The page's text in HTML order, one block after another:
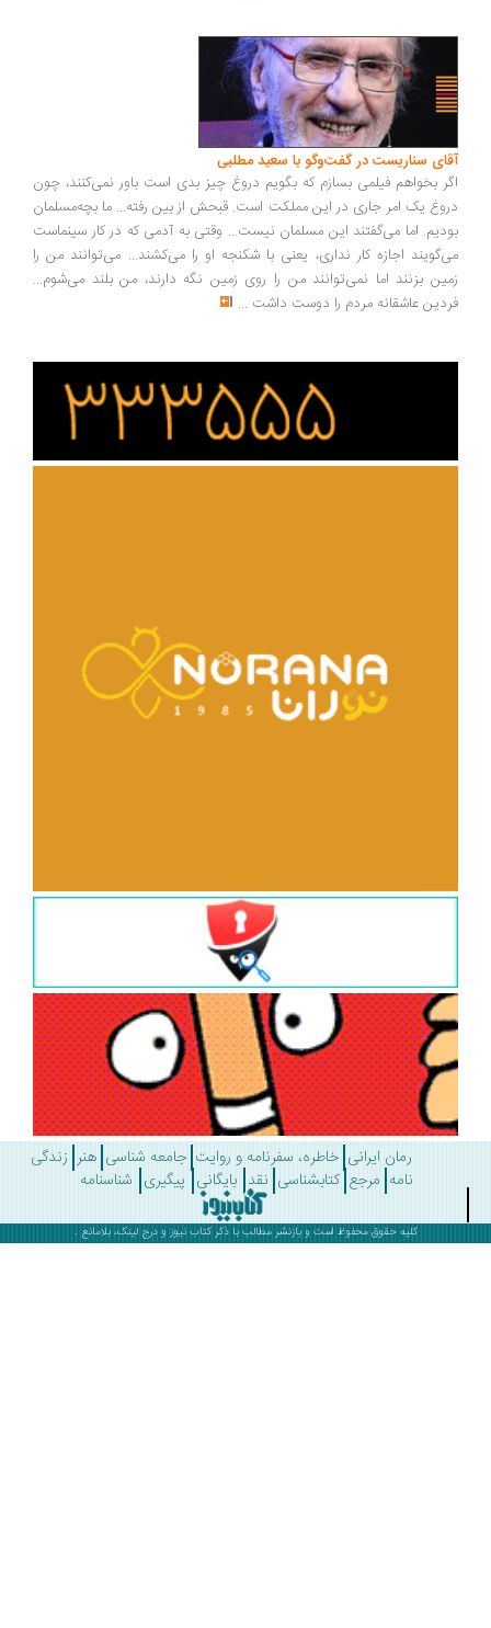
سناریست در گفت‌وگو با سعید مطلبی
بخواهم فیلمی بسازم که بگویم دروغ چیز بدی است باور نمی‌کنند، چون
یک امر جاری در این مملکت است. قبحش از بین رفته... ما بچه‌مسلمان
اما می‌گفتند این مسلمان نیست... وقتی به آدمی که در کار سینماست
اجازه کار نداری، یعنی با شکنجه او را می‌کشند... می‌توانند من را
بزنند اما نمی‌توانند من را روی زمین نگه دارند، من بلند می‌شوم...
عاشقانه مردم را دوست داشت ...
رمان ایرانی خاطره، سفرنامه و روایت جامعه شناسی هنر زندگی
مرجع کتابشناسی نقد بایگانی پیگیری شناسنامه
کلیه حقوق محفوظ است و بازنشر مطالب با ذکرکتاب نیوز و درج لینک، بلامانع .